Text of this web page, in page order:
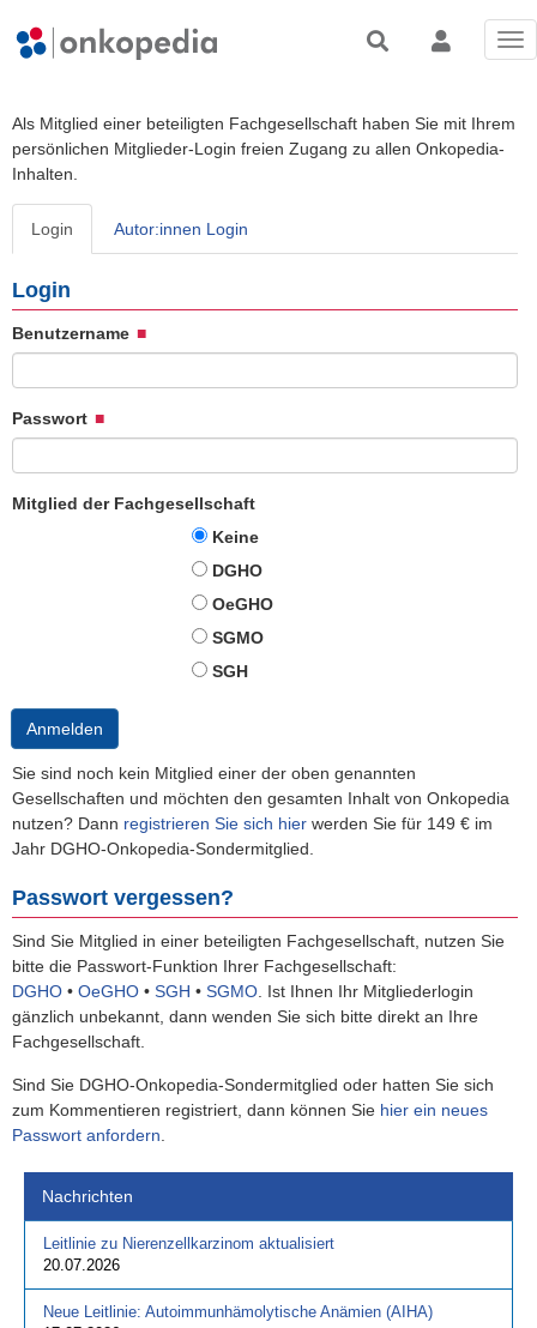
Als Mitglied einer beteiligten Fachgesellschaft haben Sie mit Ihrem
persönlichen Mitglieder-Login freien Zugang zu allen Onkopedia-
Inhalten.
Login Autor:innen Login
Login
Benutzername
Passwort
Mitglied der Fachgesellschaft
Keine
DGHO
OeGHO
SGMO
SGH
Anmelden
Sie sind noch kein Mitglied einer der oben genannten
Gesellschaften und möchten den gesamten Inhalt von Onkopedia
nutzen? Dann registrieren Sie sich hier werden Sie für 149 € im
Jahr DGHO-Onkopedia-Sondermitglied.
Passwort vergessen?
Sind Sie Mitglied in einer beteiligten Fachgesellschaft, nutzen Sie
bitte die Passwort-Funktion Ihrer Fachgesellschaft:
DGHO • OeGHO • SGH • SGMO Ist Ihnen Ihr Mitgliederlogin
gänzlich unbekannt, dann wenden Sie sich bitte direkt an Ihre
Fachgesellschaft.
Sind Sie DGHO-Onkopedia-Sondermitglied oder hatten Sie sich
zum Kommentieren registriert, dann können Sie hier ein neues
Passwort anfordern
Nachrichten
Leitlinie zu Nierenzellkarzinom aktualisiert
20.07.2026
Neue Leitlinie: Autoimmunhämolytische Anämien (AIHA)